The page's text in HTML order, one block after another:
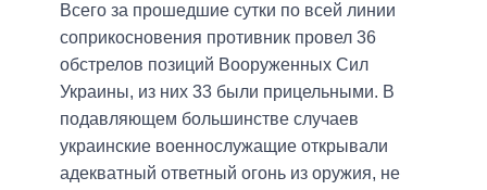
Всего за прошедшие сутки по всей линии
соприкосновения противник провел 36
обстрелов позиций Вооруженных Сил
Украины, из них 33 были прицельными. В
подавляющем большинстве случаев
украинские военнослужащие открывали
адекватный ответный огонь из оружия, не